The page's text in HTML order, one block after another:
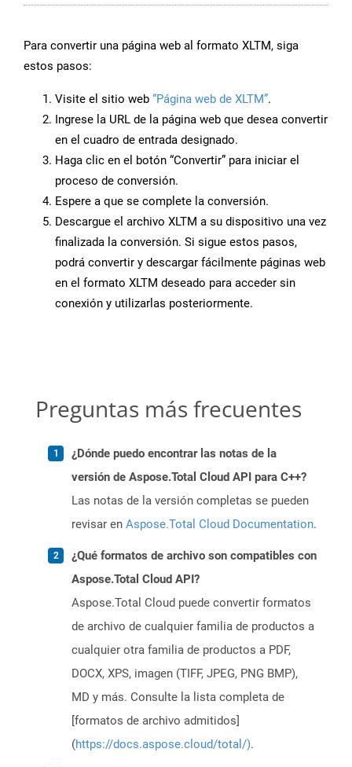
Para convertir una página web al formato XLTM, siga
estos pasos:
Visite el sitio web “Página web de XLTM”.
Ingrese la URL de la página web que desea convertir
en el cuadro de entrada designado.
Haga clic en el botón “Convertir” para iniciar el
proceso de conversión.
Espere a que se complete la conversión.
Descargue el archivo XLTM a su dispositivo una vez
finalizada la conversión. Si sigue estos pasos,
podrá convertir y descargar fácilmente páginas web
en el formato XLTM deseado para acceder sin
conexión y utilizarlas posteriormente.
Preguntas más frecuentes
¿Dónde puedo encontrar las notas de la
versión de Aspose.Total Cloud API para C++?
Las notas de la versión completas se pueden
revisar en Aspose.Total Cloud Documentation.
¿Qué formatos de archivo son compatibles con
Aspose.Total Cloud API?
Aspose.Total Cloud puede convertir formatos
de archivo de cualquier familia de productos a
cualquier otra familia de productos a PDF,
DOCX, XPS, imagen (TIFF, JPEG, PNG BMP),
MD y más. Consulte la lista completa de
[formatos de archivo admitidos]
(https://docs.aspose.cloud/total/).